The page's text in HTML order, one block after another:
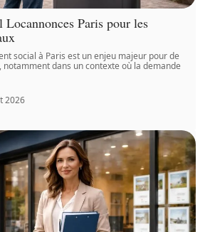
Locannonces Paris pour les
social à Paris est un enjeu majeur pour de
notamment dans un contexte où la demande
2026